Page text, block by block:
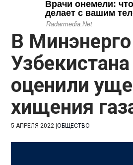
В Минэнерго
Узбекистана
оценили
хищения
5 АПРЕЛЯ 2022 |ОБЩЕСТВО